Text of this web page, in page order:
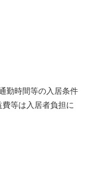
勤時間等の入居条件
等は入居者負担に